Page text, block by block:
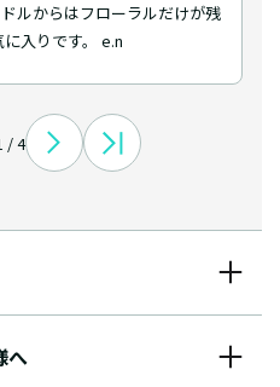
ルからはフローラルだけが残
入りです。 e.n
/ 4
へ